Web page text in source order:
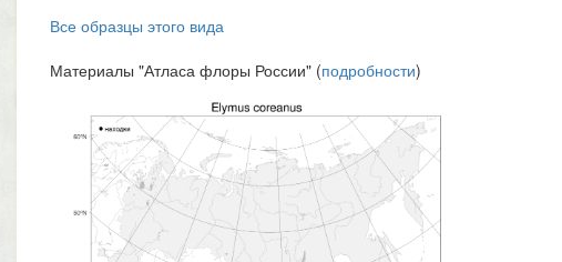
Все образцы этого вида
Материалы "Атласа флоры России" (подробности)